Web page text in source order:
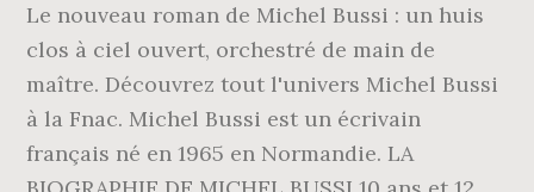
Le nouveau roman de Michel Bussi : un huis
clos à ciel ouvert, orchestré de main de
maître. Découvrez tout l'univers Michel Bussi
à la Fnac. Michel Bussi est un écrivain
français né en 1965 en Normandie. LA